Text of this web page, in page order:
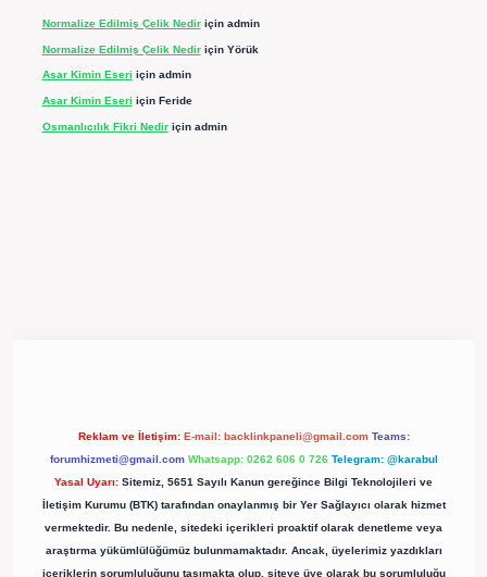
Normalize Edilmiş Çelik Nediriçin admin
Normalize Edilmiş Çelik Nediriçin Yörük
Asar Kimin Eseri için admin
Asar Kimin Eseri için Feride
Osmanlıcılık Fikri Nediriçin admin
Reklam ve İletişim: E-mail: backlinkpaneli@gmail.com Teams:
forumhizmeti@gmail.com Whatsapp: 0262 606 0 726 Telegram: @karabul
Yasal Uyarı: Sitemiz, 5651 Sayılı Kanun gereğince Bilgi Teknolojileri ve
İletişim Kurumu (BTK) tarafından onaylanmış bir Yer Sağlayıcı olarak hizmet
vermektedir. Bu nedenle, sitedeki içerikleri proaktif olarak denetleme veya
araştırma yükümlülüğümüz bulunmamaktadır. Ancak, üyelerimiz yazdıkları
içeriklerin sorumluluğunu taşımakta olup, siteye üye olarak bu sorumluluğu